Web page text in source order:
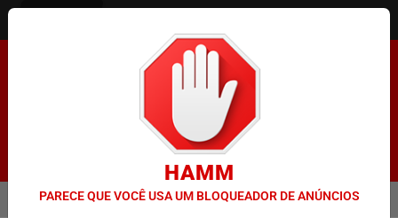
Pesquisar Notícia
FACILITA COOPTAÇÃO DO BANCO CENTRAL, DIZEMMENU
HAMM
PARECE QUE VOCÊ USA UM BLOQUEADOR DE ANÚNCIOS